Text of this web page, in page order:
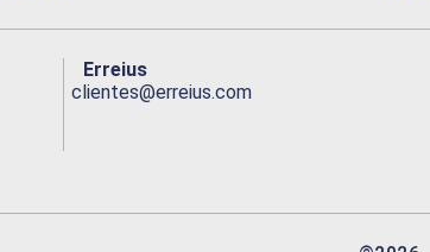
Erreius
clientes@erreius.com